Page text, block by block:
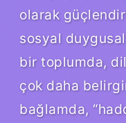
olarak
sosyal duygusal
bir toplumda,
çok daha
bağlamda,